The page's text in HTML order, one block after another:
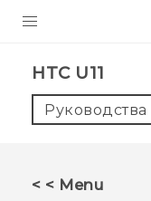
5G
HTC U11‎
Руководства
< < Menu